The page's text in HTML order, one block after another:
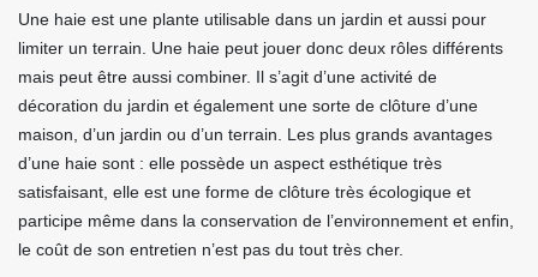
Une haie est une plante utilisable dans un jardin et aussi pour
limiter un terrain. Une haie peut jouer donc deux rôles différents
mais peut être aussi combiner. Il s’agit d’une activité de
décoration du jardin et également une sorte de clôture d’une
maison, d’un jardin ou d’un terrain. Les plus grands avantages
d’une haie sont : elle possède un aspect esthétique très
satisfaisant, elle est une forme de clôture très écologique et
participe même dans la conservation de l’environnement et enfin,
le coût de son entretien n’est pas du tout très cher.